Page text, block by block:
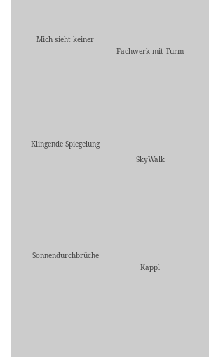
Mich sieht keiner
Fachwerk mit Turm
Klingende Spiegelung
SkyWalk
Sonnendurchbrüche
Kappl